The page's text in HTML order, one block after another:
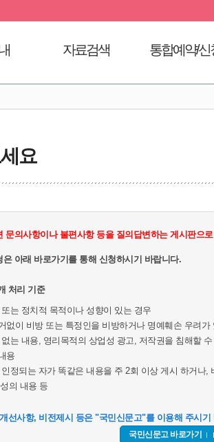
스
자료검색
추천도서
지역도서관 통합검색
통합예약/신
열람실좌석현황
요
문의사항이나 불편사항 등을 질의답변하는 게시판으
아래 바로가기를 통해 신청하시기 바랍니다.
처리 기준
는 정치적 목적이나 성향이 있는 경우
없이 비방 또는 특정인을 비방하거나 명예훼손 우려가
는 내용, 영리목적의 상업성 광고, 저작권을 침해할
용
정되는 자가 똑같은 내용을 주 2회 이상 게시 하거나,
의 내용 등
선사항, 비전제시 등은 "국민신문고"를 이용해 주시기
국민신문고 바로가기